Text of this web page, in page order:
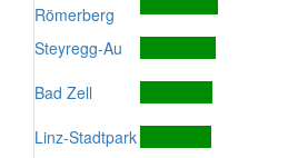
Römerberg
Steyregg-Au
Bad Zell
Linz-Stadtpark